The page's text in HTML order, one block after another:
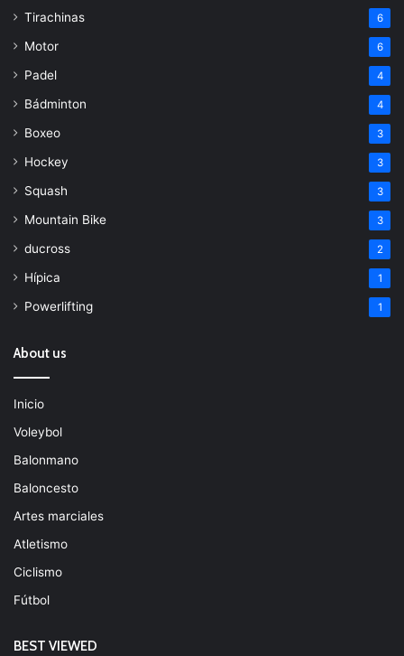
Tirachinas 6
Motor 6
Padel 4
Bádminton 4
Boxeo 3
Hockey 3
Squash 3
Mountain Bike 3
ducross 2
Hípica 1
Powerlifting 1
About us
Inicio
Voleybol
Balonmano
Baloncesto
Artes marciales
Atletismo
Ciclismo
Fútbol
BEST VIEWED